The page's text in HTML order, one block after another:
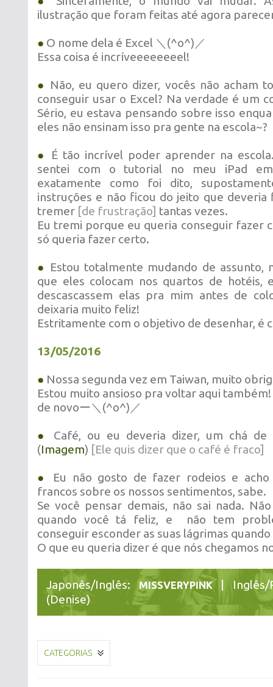
ilustração que foram feitas até agora
● O nome dela é Excel ＼(^o^)／
Essa coisa é incríveeeeeeeel!
● Não, eu quero dizer, vocês não acham
conseguir usar o Excel? Na verdade é um
Sério, eu estava pensando sobre isso
eles não ensinam isso pra gente na escola~?
●
É tão incrível poder aprender na
sentei com o tutorial no meu iPad
exatamente como foi dito,
instruções e não ficou do jeito que deveria
tremer [de frustração] tantas vezes.
Eu tremi porque eu queria conseguir fazer
só queria fazer certo.
● Estou totalmente mudando de assunto,
que eles colocam nos quartos de hotéis,
descascassem elas pra mim antes de
deixaria muito feliz!
Estritamente com o objetivo de desenhar, é
13/05/2016
● Nossa segunda vez em Taiwan, muito
Estou muito ansioso pra voltar aqui
de novoー＼(^o^)／
●
Café, ou eu deveria dizer, um chá de
(Imagem) [Ele quis dizer que o café é fraco]
●
Eu não gosto de fazer rodeios e
francos sobre os nossos sentimentos, sabe.
Se você pensar demais, não sai nada.
quando você tá feliz, e não tem
conseguir esconder as suas lágrimas
O que eu queria dizer é que nós chegamos
Japonês/Inglês:MISSVERYPINK| Inglês/
(Denise)
CATEGORIAS